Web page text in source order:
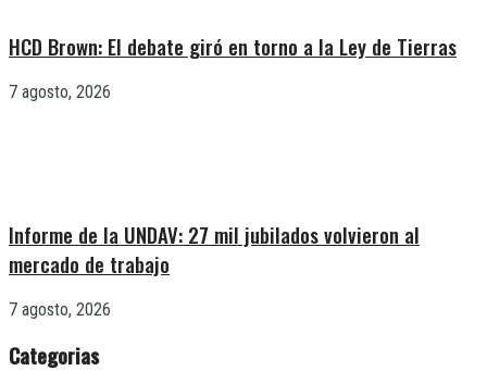
HCD Brown: El debate giró en torno a la Ley de Tierras
7 agosto, 2026
Informe de la UNDAV: 27 mil jubilados volvieron al
mercado de trabajo
7 agosto, 2026
Categorias